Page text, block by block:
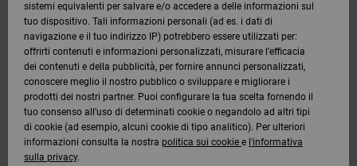
sistemi equivalenti per salvare e/o accedere a delle informazioni sul
tuo dispositivo. Tali informazioni personali (ad es. i dati di
navigazione e il tuo indirizzo IP) potrebbero essere utilizzati per:
offrirti contenuti e informazioni personalizzati, misurare l’efficacia
dei contenuti e della pubblicità, per fornire annunci personalizzati,
conoscere meglio il nostro pubblico o sviluppare e migliorare i
prodotti dei nostri partner. Puoi configurare la tua scelta fornendo il
tuo consenso all’uso di determinati cookie o negandolo ad altri tipi
di cookie (ad esempio, alcuni cookie di tipo analitico). Per ulteriori
informazioni consulta la nostra politica sui cookie e l'informativa
sulla privacy.